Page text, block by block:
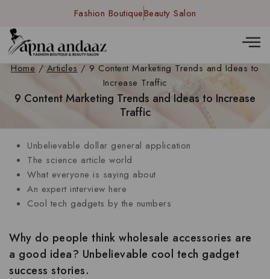
Fashion BoutiqueBeauty Salon
Home / Articles / 9 Content Marketing Trends and Ideas to
Increase Traffic
9 Content Marketing Trends and Ideas to Increase
Traffic
Unbelievable dollar general application
The science article world
What everyone is saying about
An expert interview here
Cool tech gadgets by the numbers
Why do people think wholesale accessories are
a good idea? Unbelievable cool tech gadget
success stories.